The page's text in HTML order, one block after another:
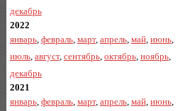
декабрь
2022
январь, февраль, март, апрель, май, июнь,
июль, август, сентябрь, октябрь, ноябрь,
декабрь
2021
январь, февраль, март, апрель, май, июнь,